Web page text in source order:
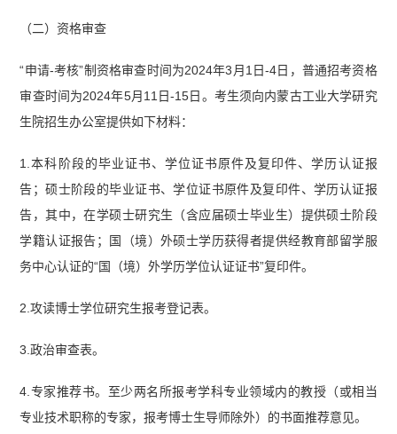
（二）资格审查
“申请-考核”制资格审查时间为2024年3月1日-4日，普通招考资格
审查时间为2024年5月11日-15日。考生须向内蒙古工业大学研究
生院招生办公室提供如下材料：
1.本科阶段的毕业证书、学位证书原件及复印件、学历认证报
告；硕士阶段的毕业证书、学位证书原件及复印件、学历认证报
告，其中，在学硕士研究生（含应届硕士毕业生）提供硕士阶段
学籍认证报告；国（境）外硕士学历获得者提供经教育部留学服
务中心认证的“国（境）外学历学位认证证书”复印件。
2.攻读博士学位研究生报考登记表。
3.政治审查表。
4.专家推荐书。至少两名所报考学科专业领域内的教授（或相当
专业技术职称的专家，报考博士生导师除外）的书面推荐意见。